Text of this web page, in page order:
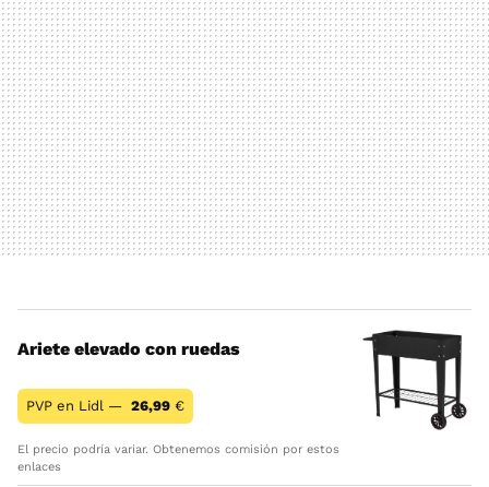
Ariete elevado con ruedas
PVP en Lidl — 26,99 €
El precio podría variar. Obtenemos comisión por estos
enlaces